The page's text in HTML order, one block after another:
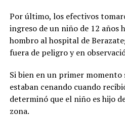
Por último, los efectivos
ingreso de un niño de 12 años
hombro al hospital de
fuera de peligro y en
Si bien en un primer momento
estaban cenando cuando
determinó que el niño es hijo
zona.